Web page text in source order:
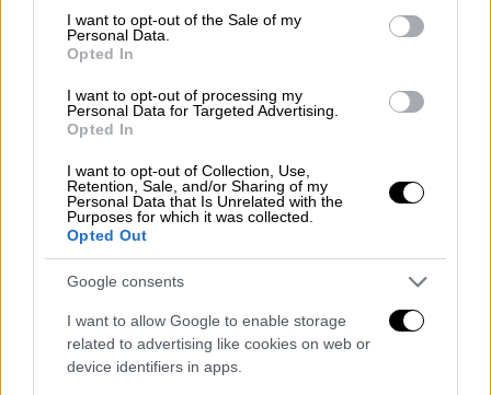
consent section.
I want to opt-out of the Sale of my
Personal Data.
Opted In
I want to opt-out of processing my
Personal Data for Targeted Advertising.
Opted In
I want to opt-out of Collection, Use,
Retention, Sale, and/or Sharing of my
Personal Data that Is Unrelated with the
Purposes for which it was collected.
Opted Out
Google consents
I want to allow Google to enable storage
related to advertising like cookies on web or
device identifiers in apps.
14.05.2024 19:27
Τελικά δεν ήταν φώκια: Καρέ - καρέ
συγκλονιστική διάσωση σκύλου από
TikToker στην Πάρο
Άγνωστο πως βρέθηκε στη θάλασσα ο
σκύλος